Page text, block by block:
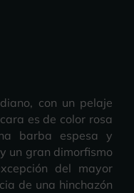
con un pelaje
es de color rosa
barba espesa y
un gran dimorfismo
del mayor
de una hinchazón